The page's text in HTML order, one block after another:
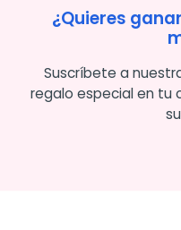
¿Quieres
Suscríbete a
regalo especial en tu